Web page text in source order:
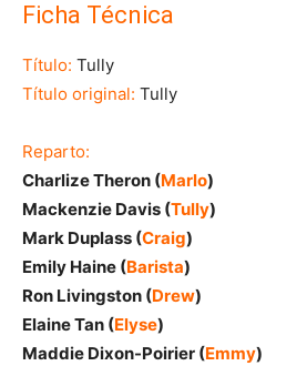
Ficha Técnica
Título: Tully
Título original: Tully
Reparto:
Charlize Theron (Marlo)
Mackenzie Davis (Tully)
Mark Duplass (Craig)
Emily Haine (Barista)
Ron Livingston (Drew)
Elaine Tan (Elyse)
Maddie Dixon-Poirier (Emmy)